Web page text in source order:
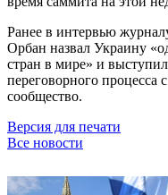
Ранее в интервью
Орбан назвал Украину
стран в мире» и
переговорного процесса
сообщество.
Версия для печати
Все новости